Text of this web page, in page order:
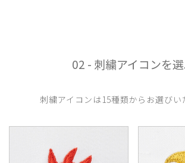
02 - 刺繍アイコンを
刺繍アイコンは15種類からお選びい